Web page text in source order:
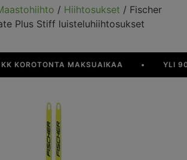
/ Hiihtosukset / Fischer
Plus Stiff luisteluhiihtosukset
MAKSUAIKAA YLI 90 €